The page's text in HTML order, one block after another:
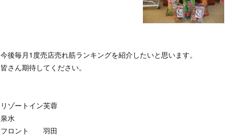
今後毎月1度売店売れ筋ランキングを紹介したいと思います。
皆さん期待してください。
リゾートイン芙蓉
泉水
フロント 羽田